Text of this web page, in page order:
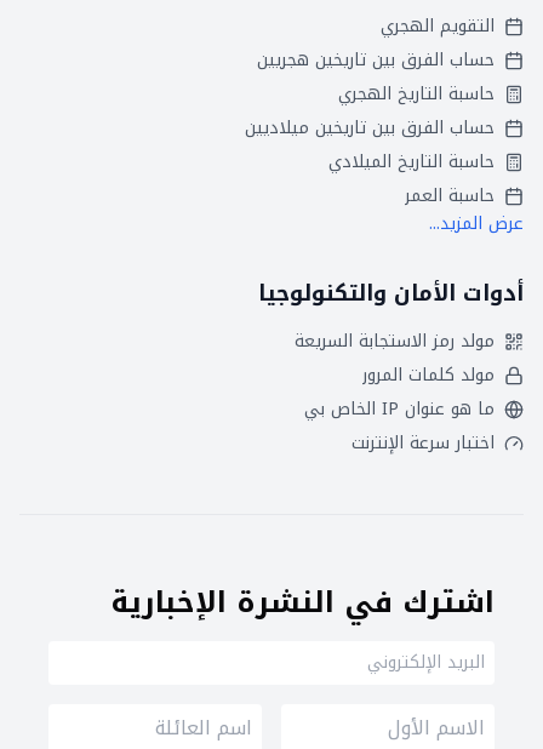
التقويم الهجري
حساب الفرق بين تاريخين هجريين
حاسبة التاريخ الهجري
حساب الفرق بين تاريخين ميلاديين
حاسبة التاريخ الميلادي
حاسبة العمر
عرض المزيد...
أدوات الأمان والتكنولوجيا
مولد رمز الاستجابة السريعة
مولد كلمات المرور
ما هو عنوان IP الخاص بي
اختبار سرعة الإنترنت
اشترك في النشرة الإخبارية